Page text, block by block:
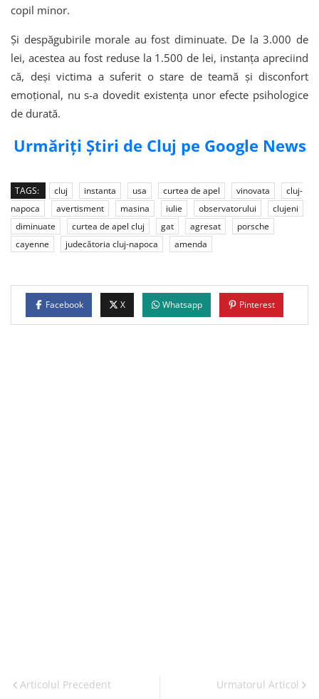
copil minor.
Și despăgubirile morale au fost diminuate. De la 3.000 de
lei, acestea au fost reduse la 1.500 de lei, instanța apreciind
că, deși victima a suferit o stare de teamă și disconfort
emoțional, nu s-a dovedit existența unor efecte psihologice
de durată.
Urmăriți Știri de Cluj pe Google News
TAGS: cluj instanta usa curtea de apel vinovata
cluj-
napoca
avertisment masina iulie observatorului
clujeni
diminuate
curtea de apel cluj gat agresat
porsche
cayenne
judecătoria cluj-napoca amenda
Facebook X Whatsapp Pinterest
Articolul Precedent Urmatorul Articol